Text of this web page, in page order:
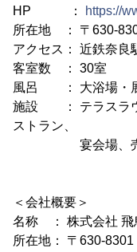
HP ：
https://
所在地 ： 〒630-
アクセス： 近鉄奈良
客室数 ： 30室
風呂 ： 大浴場・展
施設 ： テラスラウ
ストラン、
宴会場、売店
＜会社概要＞
名称 ： 株式会社 飛
所在地： 〒630-